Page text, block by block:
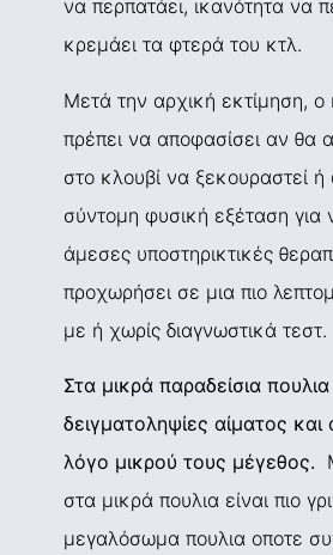
να περπατάει, ικανότητα να
κρεμάει τα φτερά του κτλ.
Μετά την αρχική εκτίμηση, ο
πρέπει να αποφασίσει αν θα
στο κλουβί να ξεκουραστεί ή
σύντομη φυσική εξέταση για
άμεσες υποστηρικτικές
προχωρήσει σε μια πιο
με ή χωρίς διαγνωστικά τεστ.
Στα μικρά παραδείσια
δειγματοληψίες αίματος και
λόγο μικρού τους μέγεθος.
στα μικρά πουλια είναι πιο
μεγαλόσωμα πουλια οποτε